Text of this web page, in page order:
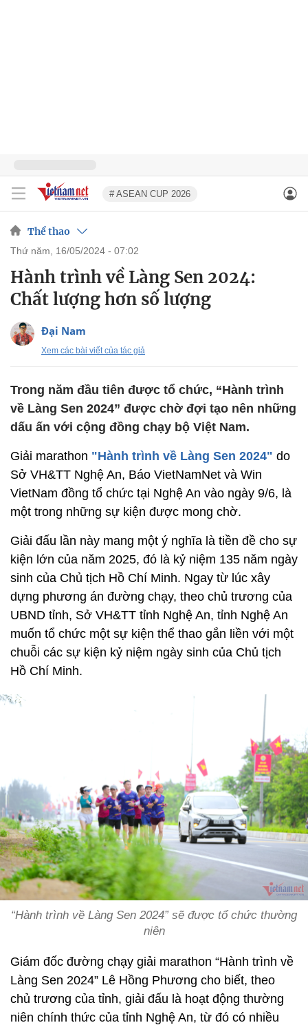
# ASEAN CUP 2026
Thể thao
thứ năm, 16/05/2024 - 07:02
Hành trình về Làng Sen 2024:
Chất lượng hơn số lượng
Đại Nam
Xem các bài viết của tác giả
Trong năm đầu tiên được tổ chức, “Hành trình
về Làng Sen 2024” được chờ đợi tạo nên những
dấu ấn với cộng đồng chạy bộ Việt Nam.
Giải marathon "Hành trình về Làng Sen 2024" do
Sở VH&TT Nghệ An, Báo VietNamNet và Win
VietNam đồng tổ chức tại Nghệ An vào ngày 9/6, là
một trong những sự kiện được mong chờ.
Giải đấu lần này mang một ý nghĩa là tiền đề cho sự
kiện lớn của năm 2025, đó là kỷ niệm 135 năm ngày
sinh của Chủ tịch Hồ Chí Minh. Ngay từ lúc xây
dựng phương án đường chạy, theo chủ trương của
UBND tỉnh, Sở VH&TT tỉnh Nghệ An, tỉnh Nghệ An
muốn tổ chức một sự kiện thể thao gắn liền với một
chuỗi các sự kiện kỷ niệm ngày sinh của Chủ tịch
Hồ Chí Minh.
“Hành trình về Làng Sen 2024” sẽ được tổ chức thường
niên
Giám đốc đường chạy giải marathon “Hành trình về
Làng Sen 2024” Lê Hồng Phương cho biết, theo
chủ trương của tỉnh, giải đấu là hoạt động thường
niên chính thức của tỉnh Nghệ An, từ đó có nhiều